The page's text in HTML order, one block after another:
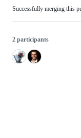
Successfully merging this
2 participants